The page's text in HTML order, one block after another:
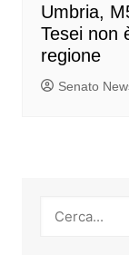
Umbria,
Tesei non
regione
Senato